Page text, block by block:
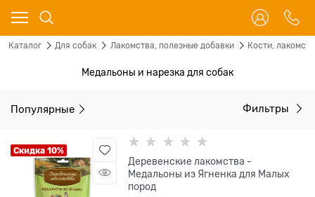
Каталог Для собак Лакомства, полезные добавки Кости,
Медальоны и нарезка для собак
Популярные Фильтры
Скидка 10%
Деревенские лакомства -
Медальоны из Ягненка для Малых
пород